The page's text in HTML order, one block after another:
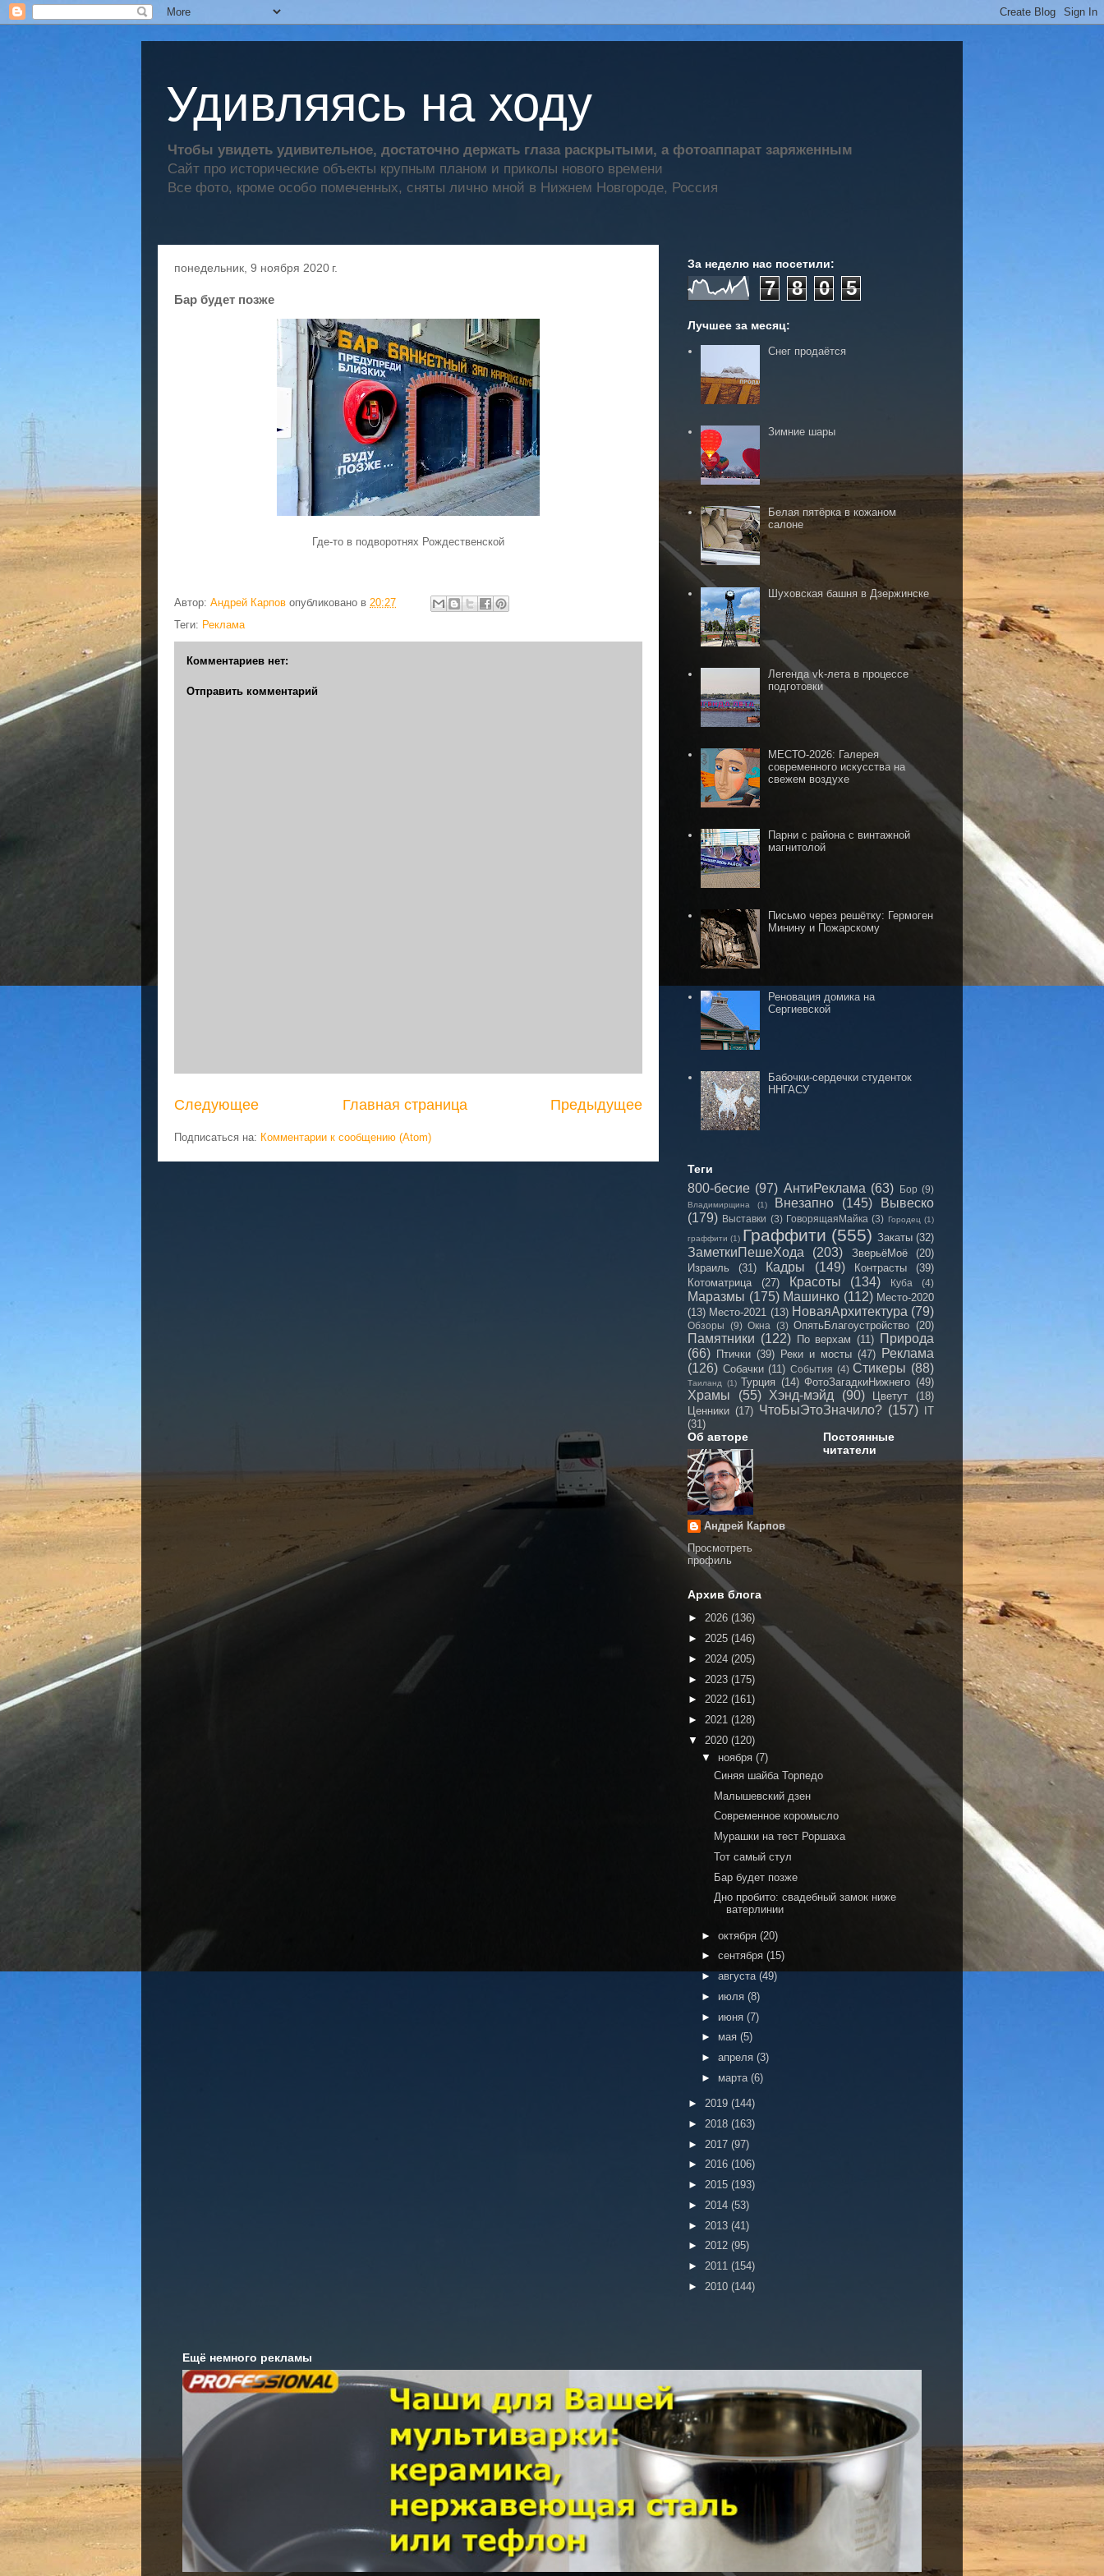
Удивляясь на ходу
Чтобы увидеть удивительное, достаточно держать глаза раскрытыми, а фотоаппарат заряженным
Сайт про исторические объекты крупным планом и приколы нового времени
Все фото, кроме особо помеченных, сняты лично мной в Нижнем Новгороде, Россия
понедельник, 9 ноября 2020 г.
Бар будет позже
Где-то в подворотнях Рождественской
Автор: Андрей Карпов опубликовано в 20:27
Теги: Реклама
Комментариев нет:
Отправить комментарий
Следующее Предыдущее
Главная страница
Подписаться на: Комментарии к сообщению (Atom)
За неделю нас посетили:
7 8 0 5
Лучшее за месяц:
Снег продаётся
Зимние шары
Белая пятёрка в кожаном
салоне
Шуховская башня в Дзержинске
Легенда vk-лета в процессе
подготовки
МЕСТО-2026: Галерея
современного искусства на
свежем воздухе
Парни с района с винтажной
магнитолой
Письмо через решётку: Гермоген
Минину и Пожарскому
Реновация домика на
Сергиевской
Бабочки-сердечки студенток
ННГАСУ
Теги
800-бесие (97) АнтиРеклама (63) Бор (9)
Владимирщина (1) Внезапно (145)
Вывеско
(179) Выставки (3) ГоворящаяМайка (3) Городец (1)
граффити (1) Граффити (555) Закаты (32)
ЗаметкиПешеХода (203) ЗверьёМоё
(20)
Израиль
(31) Кадры (149) Контрасты
(39)
Котоматрица
(27) Красоты (134) Куба (4)
Маразмы (175) Машинко (112) Место-2020
(13) Место-2021 (13) НоваяАрхитектура (79)
Обзоры (9) Окна (3) ОпятьБлагоустройство (20)
Памятники (122) По верхам (11) Природа
(66) Птички (39) Реки и мосты (47) Реклама
(126) Собачки (11) События (4) Стикеры (88)
Таиланд (1) Турция (14) ФотоЗагадкиНижнего (49)
Храмы (55) Хэнд-мэйд (90) Цветут
(18)
Ценники (17) ЧтоБыЭтоЗначило? (157)
IT
(31)
Об авторе
Андрей Карпов
Просмотреть
профиль
Постоянные
читатели
Архив блога
► 2026 (136)
► 2025 (146)
► 2024 (205)
► 2023 (175)
► 2022 (161)
► 2021 (128)
▼ 2020 (120)
▼ ноября (7)
Синяя шайба Торпедо
Малышевский дзен
Современное коромысло
Мурашки на тест Роршаха
Тот самый стул
Бар будет позже
Дно пробито: свадебный замок ниже
ватерлинии
► октября (20)
► сентября (15)
► августа (49)
► июля (8)
► июня (7)
► мая (5)
► апреля (3)
► марта (6)
► 2019 (144)
► 2018 (163)
► 2017 (97)
► 2016 (106)
► 2015 (193)
► 2014 (53)
► 2013 (41)
► 2012 (95)
► 2011 (154)
► 2010 (144)
Ещё немного рекламы